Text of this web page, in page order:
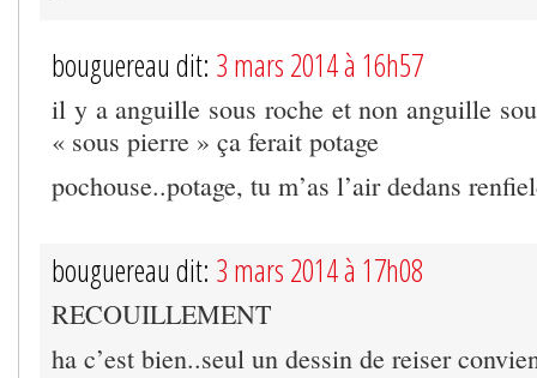
bouguereau dit: 3 mars 2014 à 16h57
il y a anguille sous roche et non anguille
« sous pierre » ça ferait potage
pochouse..potage, tu m’as l’air dedans
bouguereau dit: 3 mars 2014 à 17h08
RECOUILLEMENT
ha c’est bien..seul un dessin de reiser